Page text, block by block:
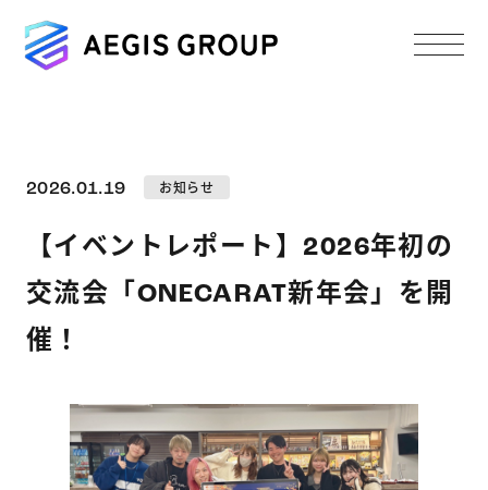
2026.01.19 お知らせ
【イベントレポート】2026年初の
交流会「ONECARAT新年会」を開
催！